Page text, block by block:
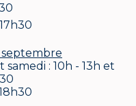
septembre
: 10h - 13h et